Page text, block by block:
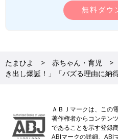
無料ダウ
たまひよ 赤ちゃん・育児
き出し爆誕！」「バズる理由に納
ＡＢＪマークは、この
著作権者からコンテン
であることを示す登録
ABJマークの詳細、